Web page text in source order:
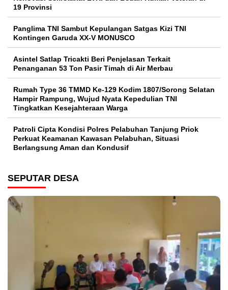
19 Provinsi
Panglima TNI Sambut Kepulangan Satgas Kizi TNI
Kontingen Garuda XX-V MONUSCO
Asintel Satlap Tricakti Beri Penjelasan Terkait
Penanganan 53 Ton Pasir Timah di Air Merbau
Rumah Type 36 TMMD Ke-129 Kodim 1807/Sorong Selatan
Hampir Rampung, Wujud Nyata Kepedulian TNI
Tingkatkan Kesejahteraan Warga
Patroli Cipta Kondisi Polres Pelabuhan Tanjung Priok
Perkuat Keamanan Kawasan Pelabuhan, Situasi
Berlangsung Aman dan Kondusif
SEPUTAR DESA